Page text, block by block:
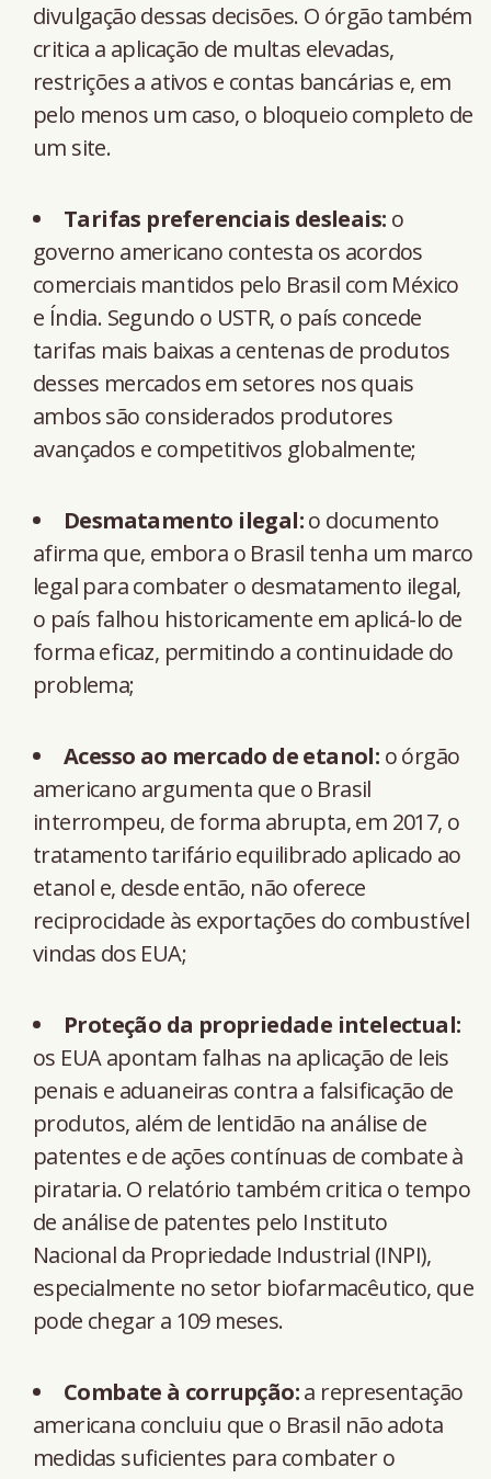
divulgação dessas decisões. O órgão também
critica a aplicação de multas elevadas,
restrições a ativos e contas bancárias e, em
pelo menos um caso, o bloqueio completo de
um site.
Tarifas preferenciais desleais: o
governo americano contesta os acordos
comerciais mantidos pelo Brasil com México
e Índia. Segundo o USTR, o país concede
tarifas mais baixas a centenas de produtos
desses mercados em setores nos quais
ambos são considerados produtores
avançados e competitivos globalmente;
Desmatamento ilegal:o documento
afirma que, embora o Brasil tenha um marco
legal para combater o desmatamento ilegal,
o país falhou historicamente em aplicá-lo de
forma eficaz, permitindo a continuidade do
problema;
Acesso ao mercado de etanol: o órgão
americano argumenta que o Brasil
interrompeu, de forma abrupta, em 2017, o
tratamento tarifário equilibrado aplicado ao
etanol e, desde então, não oferece
reciprocidade às exportações do combustível
vindas dos EUA;
Proteção da propriedade intelectual:
os EUA apontam falhas na aplicação de leis
penais e aduaneiras contra a falsificação de
produtos, além de lentidão na análise de
patentes e de ações contínuas de combate à
pirataria. O relatório também critica o tempo
de análise de patentes pelo Instituto
Nacional da Propriedade Industrial (INPI),
especialmente no setor biofarmacêutico, que
pode chegar a 109 meses.
Combate à corrupção:a representação
americana concluiu que o Brasil não adota
medidas suficientes para combater o